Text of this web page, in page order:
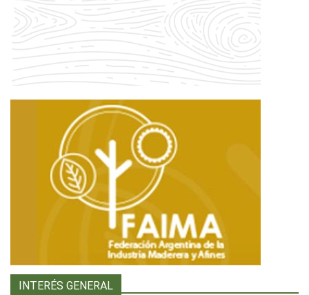
INTERÉS GENERAL